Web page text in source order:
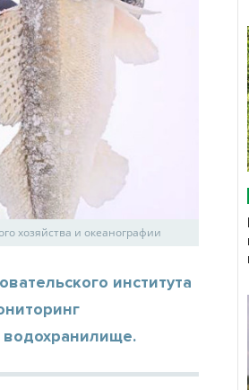
хозяйства и океанографии
института